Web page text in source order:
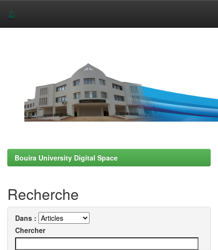
Bouira University Digital Space
Recherche
Dans :
Chercher